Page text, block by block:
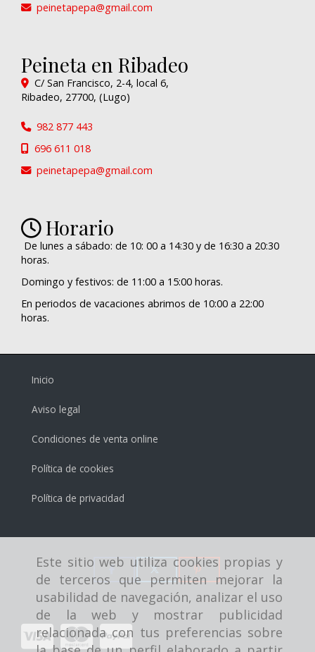
Este sitio web utiliza cookies propias y
de terceros que permiten mejorar la
usabilidad de navegación, analizar el uso
de la web y mostrar publicidad
relacionada con tus preferencias sobre
peinetapepa
gmail.com
Peineta en Ribadeo
C/ San Francisco, 2-4, local 6,
Ribadeo, 27700, (Lugo)
982 877 443
696 611 018
peinetapepa
gmail.com
Horario
De lunes a sábado: de 10: 00 a 14:30 y de 16:30 a 20:30
horas.
Domingo y festivos: de 11:00 a 15:00 horas.
En periodos de vacaciones abrimos de 10:00 a 22:00
horas.
Inicio
Aviso legal
Condiciones de venta online
Política de cookies
Política de privacidad